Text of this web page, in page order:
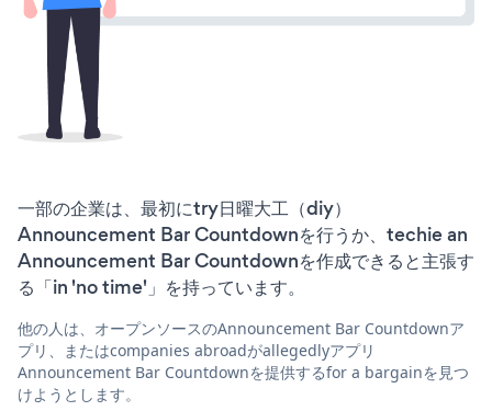
一部の企業は、最初にtry日曜大工（diy）
Announcement Bar Countdownを行うか、techie an
Announcement Bar Countdownを作成できると主張す
る「in 'no time'」を持っています。
他の人は、オープンソースのAnnouncement Bar Countdownア
プリ、またはcompanies abroadがallegedlyアプリ
Announcement Bar Countdownを提供するfor a bargainを見つ
けようとします。